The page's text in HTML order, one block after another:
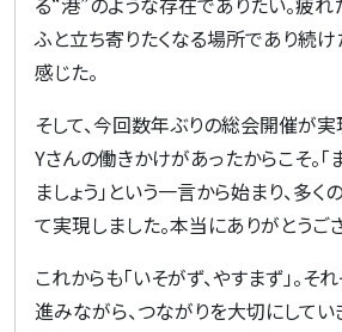
ふと立ち寄りたくなる場所であり続け
感じた。
そして、今回数年ぶりの総会開催が
Yさんの働きかけがあったからこそ。
ましょう」という一言から始まり、多
て実現しました。本当にありがとうご
これからも「いそがず、やすまず」。
進みながら、つながりを大切にしてい